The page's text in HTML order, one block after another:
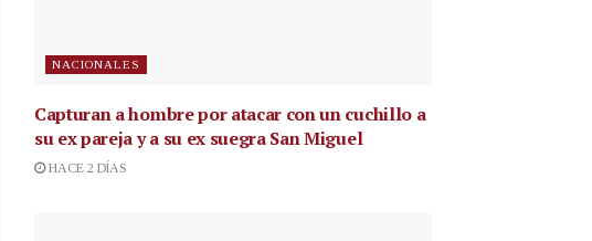
NACIONALES
Capturan a hombre por atacar con un cuchillo a
su ex pareja y a su ex suegra San Miguel
HACE 2 DÍAS